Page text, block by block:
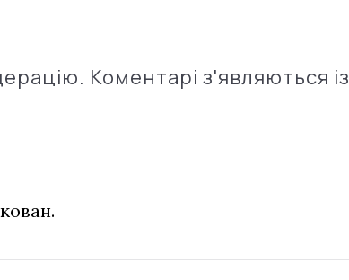
Коментарі з'являються із